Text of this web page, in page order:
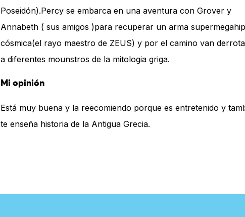
Poseidón).Percy se embarca en una aventura con Grover y
Annabeth ( sus amigos )para recuperar un arma
cósmica(el rayo maestro de ZEUS) y por el camino van
a diferentes mounstros de la mitologia griga.
Mi opinión
Está muy buena y la reecomiendo porque es entretenido y
te enseña historia de la Antigua Grecia.